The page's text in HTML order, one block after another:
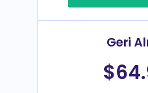
Geri